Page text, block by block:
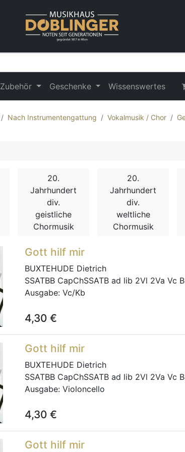
Zubehör Geschenke Wissenswertes
Nach Instrumentengattung Vokalmusik / Chor
20.
Jahrhundert
div.
geistliche
Chormusik
20.
Jahrhundert
div.
weltliche
Chormusik
Gott hilf mir
BUXTEHUDE Dietrich
SSATBB CapChSSATB ad lib 2Vl 2Va Vc
Ausgabe: Vc/Kb
4,30 €
Gott hilf mir
BUXTEHUDE Dietrich
SSATBB CapChSSATB ad lib 2Vl 2Va Vc
Ausgabe: Violoncello
4,30 €
Gott hilf mir